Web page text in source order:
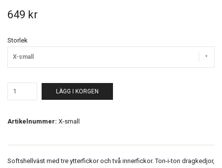
649 kr
Storlek
X-small
LÄGG I KORGEN
Artikelnummer: X-small
Softshellväst med tre ytterfickor och två innerfickor. Ton-i-ton dragkedjor,